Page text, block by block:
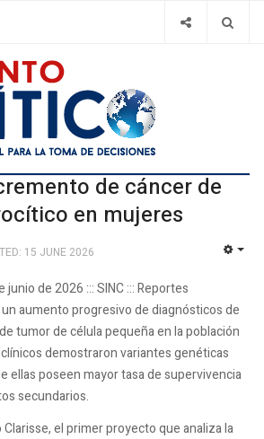
de cáncer de
en mujeres
15 JUNE 2026
junio de 2026 ::: SINC ::: Reportes
aumento progresivo de diagnósticos de
tumor de célula pequeña en la población
demostraron variantes genéticas
ellas poseen mayor tasa de supervivencia
secundarios.
el primer proyecto que analiza la